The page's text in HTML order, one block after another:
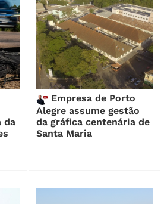
da
Empresa de Porto
Alegre assume gestão
da gráfica centenária de
Santa Maria